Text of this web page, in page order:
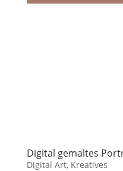
Digital gemaltes
Digital Art, Kreatives